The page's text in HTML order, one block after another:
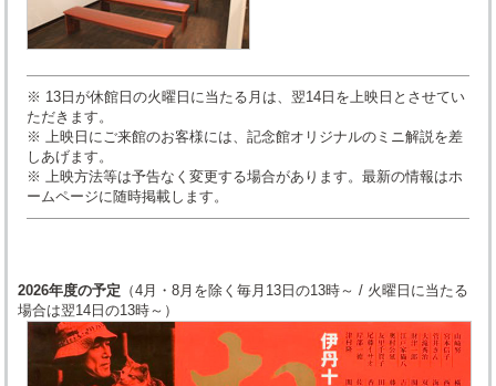
※ 13日が休館日の火曜日に当たる月は、翌14日を上映日とさせてい
ただきます。
※ 上映日にご来館のお客様には、記念館オリジナルのミニ解説を差
しあげます。
※ 上映方法等は予告なく変更する場合があります。最新の情報はホ
ームページに随時掲載します。
2026年度の予定 （4月・8月を除く毎月13日の13時～ / 火曜日に当たる
場合は翌14日の13時～）